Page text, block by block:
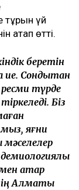
үй
атап өтті.
беретін
ие. Сондықтан
түрде
Біз
яғни
қатар
Алматы